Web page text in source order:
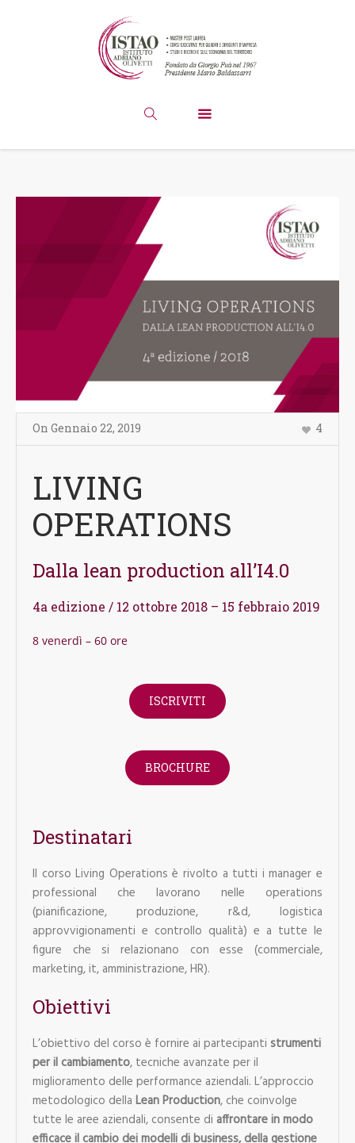
On Gennaio 22, 2019 4
LIVING
OPERATIONS
Dalla lean production all’I4.0
4a edizione / 12 ottobre 2018 – 15 febbraio 2019
8 venerdì – 60 ore
ISCRIVITI
BROCHURE
Destinatari
Il corso Living Operations è rivolto a tutti i manager e
professional che lavorano nelle operations
(pianificazione, produzione, r&d, logistica
approvvigionamenti e controllo qualità) e a tutte le
figure che si relazionano con esse (commerciale,
marketing, it, amministrazione, HR).
Obiettivi
L’obiettivo del corso è fornire ai partecipanti strumenti
per il cambiamento, tecniche avanzate per il
miglioramento delle performance aziendali. L’approccio
metodologico della Lean Production, che coinvolge
tutte le aree aziendali, consente di affrontare in modo
efficace il cambio dei modelli di business, della gestione